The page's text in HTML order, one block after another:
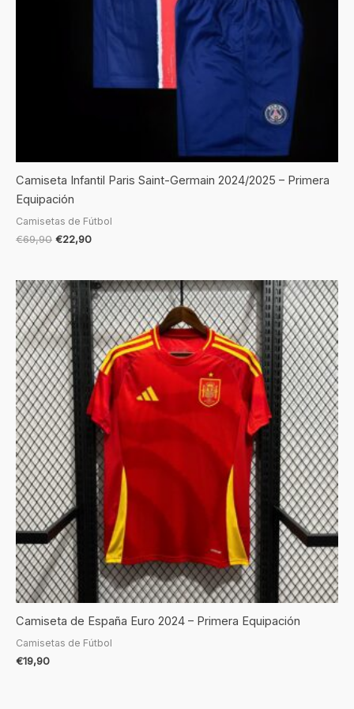
Camiseta Infantil Paris Saint-Germain 2024/2025 – Primera
Equipación
Camisetas de Fútbol
€69,90 €22,90
Camiseta de España Euro 2024 – Primera Equipación
Camisetas de Fútbol
€19,90